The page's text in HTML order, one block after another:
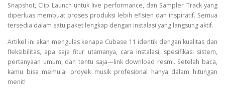
Snapshot, Clip Launch untuk live performance, dan Sampler Track yang
diperluas membuat proses produksi lebih efisien dan inspiratif. Semua
tersedia dalam satu paket lengkap dengan instalasi yang langsung aktif.
Artikel ini akan mengulas kenapa Cubase 11 identik dengan kualitas dan
fleksibilitas, apa saja fitur utamanya, cara instalasi, spesifikasi sistem,
pertanyaan umum, dan tentu saja—link download resmi. Setelah baca,
kamu bisa memulai proyek musik profesional hanya dalam hitungan
menit!